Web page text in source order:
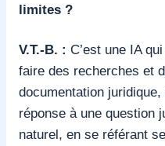
limites ?
V.T.-B. : C’est une IA
faire des recherches et
documentation
réponse à une question
naturel, en se référant